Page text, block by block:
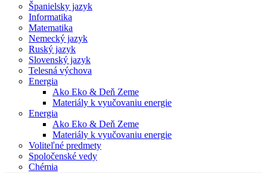
Španielsky jazyk
Informatika
Matematika
Nemecký jazyk
Ruský jazyk
Slovenský jazyk
Telesná výchova
Energia
Ako Eko & Deň Zeme
Materiály k vyučovaniu energie
Energia
Ako Eko & Deň Zeme
Materiály k vyučovaniu energie
Voliteľné predmety
Spoločenské vedy
Chémia